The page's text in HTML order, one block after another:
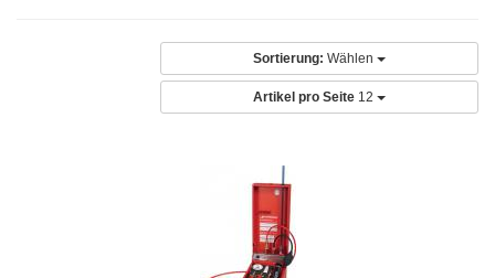
Sortierung: Wählen
Artikel pro Seite 12